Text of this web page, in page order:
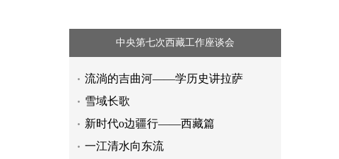
中央第七次西藏工作座谈会
流淌的吉曲河——学历史讲拉萨
雪域长歌
新时代o边疆行——西藏篇
一江清水向东流